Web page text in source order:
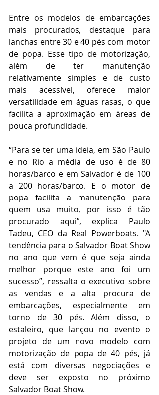
Entre os modelos de embarcações
mais procurados, destaque para
lanchas entre 30 e 40 pés com motor
de popa. Esse tipo de motorização,
além de ter manutenção
relativamente simples e de custo
mais acessível, oferece maior
versatilidade em águas rasas, o que
facilita a aproximação em áreas de
pouca profundidade.
“Para se ter uma ideia, em São Paulo
e no Rio a média de uso é de 80
horas/barco e em Salvador é de 100
a 200 horas/barco. E o motor de
popa facilita a manutenção para
quem usa muito, por isso é tão
procurado aqui”, explica Paulo
Tadeu, CEO da Real Powerboats. "A
tendência para o Salvador Boat Show
no ano que vem é que seja ainda
melhor porque este ano foi um
sucesso”, ressalta o executivo sobre
as vendas e a alta procura de
embarcações, especialmente em
torno de 30 pés. Além disso, o
estaleiro, que lançou no evento o
projeto de um novo modelo com
motorização de popa de 40 pés, já
está com diversas negociações e
deve ser exposto no próximo
Salvador Boat Show.